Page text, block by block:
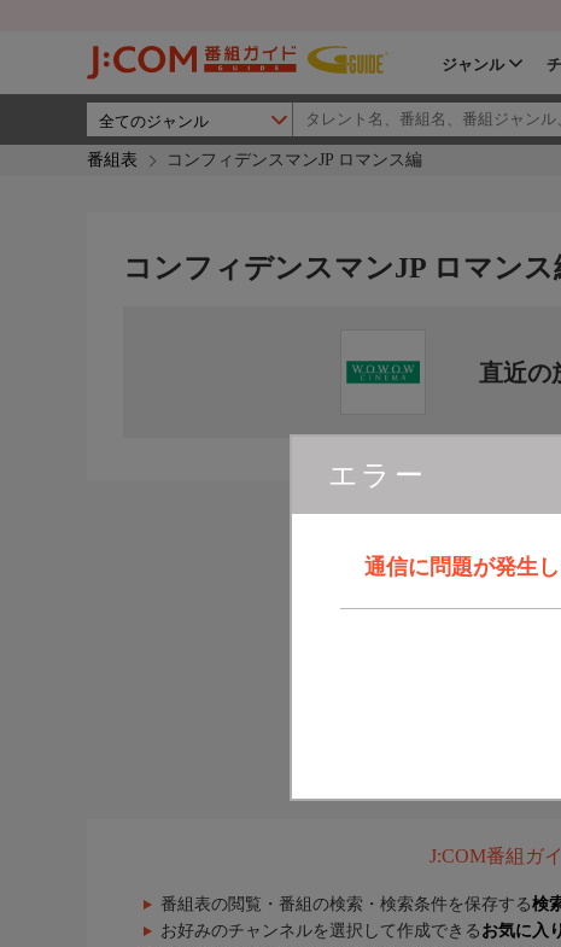
ジャンル
番組表 コンフィデンスマンJP ロマンス編
エラー
通信に問題が発生
コンフィデンスマンJP ロマンス
直近の
J:COM番組ガ
番組表の閲覧・番組の検索・検索条件を保存する検
お好みのチャンネルを選択して作成できる お気に入